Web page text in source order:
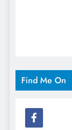
Find Me On